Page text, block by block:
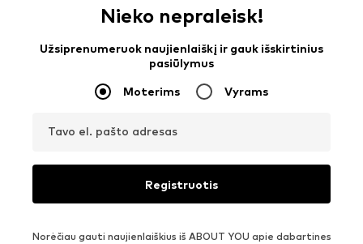
Nieko nepraleisk!
Užsiprenumeruok naujienlaiškį ir gauk išskirtinius
pasiūlymus
Moterims Vyrams
Tavo el. pašto adresas
Registruotis
Norėčiau gauti naujienlaiškius iš ABOUT YOU apie dabartines